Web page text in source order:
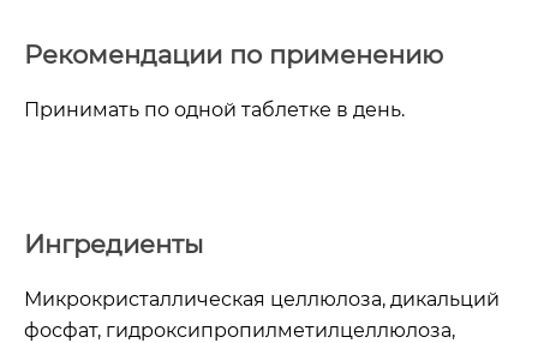
Рекомендации по применению
Принимать по одной таблетке в день.
Ингредиенты
Микрокристаллическая целлюлоза, дикальций
фосфат, гидроксипропилметилцеллюлоза,